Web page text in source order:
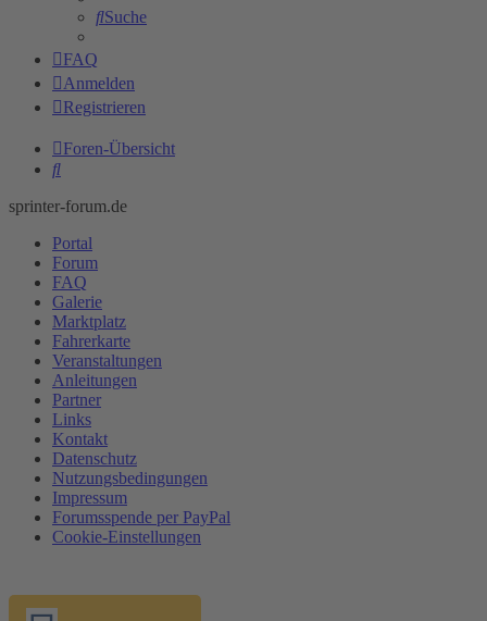
Suche
FAQ
Anmelden
Registrieren
Foren-Übersicht
Suche
sprinter-forum.de
Portal
Forum
FAQ
Galerie
Marktplatz
Fahrerkarte
Veranstaltungen
Anleitungen
Partner
Links
Kontakt
Datenschutz
Nutzungsbedingungen
Impressum
Forumsspende per PayPal
Cookie-Einstellungen